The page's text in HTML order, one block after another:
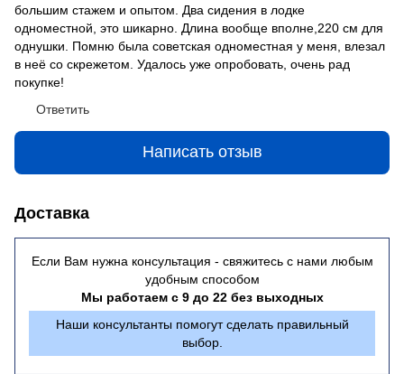
большим стажем и опытом. Два сидения в лодке
одноместной, это шикарно. Длина вообще вполне,220 см для
однушки. Помню была советская одноместная у меня, влезал
в неё со скрежетом. Удалось уже опробовать, очень рад
покупке!
Ответить
Написать отзыв
Доставка
Если Вам нужна консультация - свяжитесь с нами любым
удобным способом
Мы работаем с 9 до 22 без выходных
Наши консультанты помогут сделать правильный
выбор.